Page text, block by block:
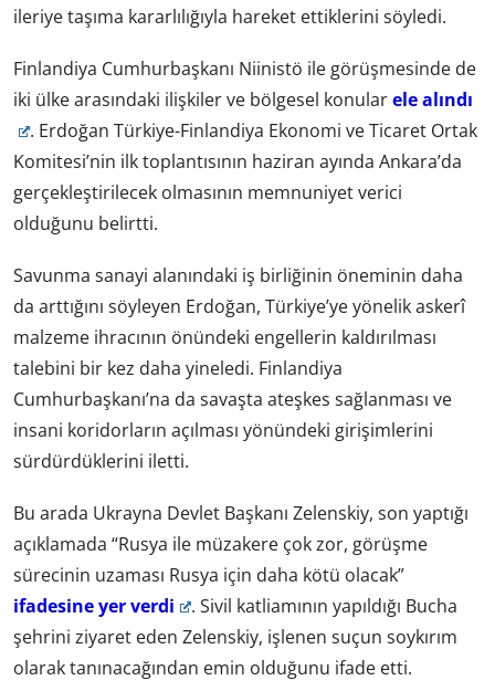
ileriye taşıma kararlılığıyla hareket ettiklerini söyledi.
Finlandiya Cumhurbaşkanı Niinistö ile görüşmesinde de
iki ülke arasındaki ilişkiler ve bölgesel konularele alındı
. Erdoğan Türkiye-Finlandiya Ekonomi ve Ticaret Ortak
Komitesi’nin ilk toplantısının haziran ayında Ankara’da
gerçekleştirilecek olmasının memnuniyet verici
olduğunu belirtti.
Savunma sanayi alanındaki iş birliğinin öneminin daha
da arttığını söyleyen Erdoğan, Türkiye’ye yönelik askerî
malzeme ihracının önündeki engellerin kaldırılması
talebini bir kez daha yineledi. Finlandiya
Cumhurbaşkanı’na da savaşta ateşkes sağlanması ve
insani koridorların açılması yönündeki girişimlerini
sürdürdüklerini iletti.
Bu arada Ukrayna Devlet Başkanı Zelenskiy, son yaptığı
açıklamada “Rusya ile müzakere çok zor, görüşme
sürecinin uzaması Rusya için daha kötü olacak”
ifadesine yer verdi
. Sivil katliamının yapıldığı Bucha
şehrini ziyaret eden Zelenskiy, işlenen suçun soykırım
olarak tanınacağından emin olduğunu ifade etti.